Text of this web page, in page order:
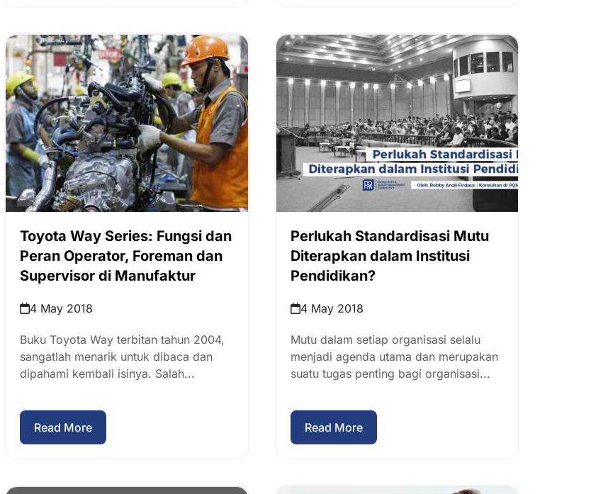
Toyota Way Series: Fungsi dan
Peran Operator, Foreman dan
Supervisor di Manufaktur
4 May 2018
Buku Toyota Way terbitan tahun 2004,
sangatlah menarik untuk dibaca dan
dipahami kembali isinya. Salah...
Read More
Perlukah Standardisasi Mutu
Diterapkan dalam Institusi
Pendidikan?
4 May 2018
Mutu dalam setiap organisasi selalu
menjadi agenda utama dan merupakan
suatu tugas penting bagi organisasi...
Read More